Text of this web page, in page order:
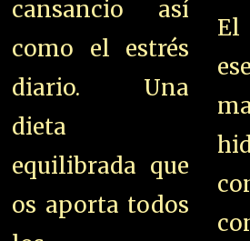
cansancio así
como el estrés
diario. Una
dieta
equilibrada que
os aporta todos